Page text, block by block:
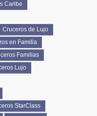
Caribe
Cruceros de Lujo
en Familia
Familias
Lujo
StarClass